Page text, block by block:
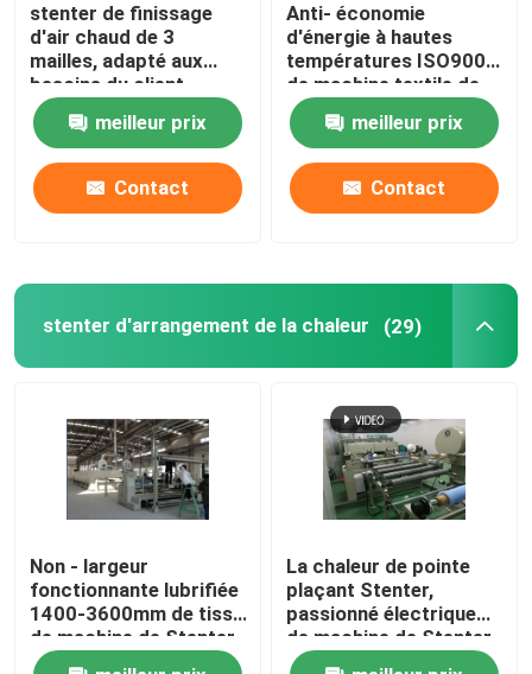
Compacteur de tissu de Knit
Machine de séchage de cylindre
rayonnages métalliques de stockage
machine de mercerisage
Chaîne de production de fibre discontinue de
stenter de finissage
d'air chaud de 3
mailles, adapté aux
besoins du client,
conception
d'humanisation
meilleur prix
Contact
Anti- économie
d'énergie à hautes
températures ISO9001
de machine textile de
Stenter
meilleur prix
Contact
stenter d'arrangement de la chaleur (29)
Non - largeur
fonctionnante lubrifiée
1400-3600mm de tissu
de machine de Stenter
de tissu de rail
La chaleur de pointe
plaçant Stenter,
passionné électrique
de machine de Stenter
de tissu